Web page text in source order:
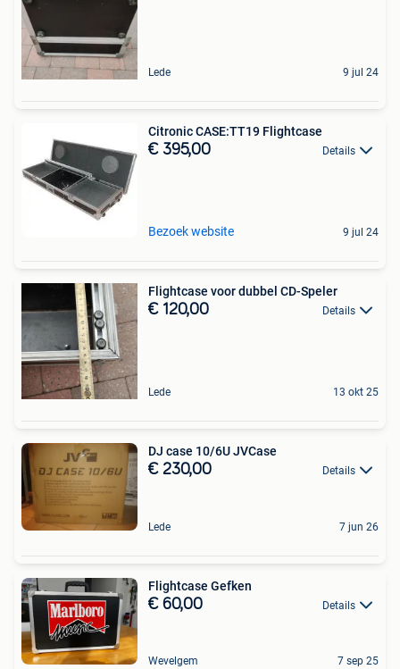
Lede 9 jul 24
Citronic CASE:TT19 Flightcase
€ 395,00 Details
Bezoek website 9 jul 24
Flightcase voor dubbel CD-Speler
€ 120,00 Details
Lede 13 okt 25
DJ case 10/6U JVCase
€ 230,00 Details
Lede 7 jun 26
Flightcase Gefken
€ 60,00 Details
Wevelgem 7 sep 25